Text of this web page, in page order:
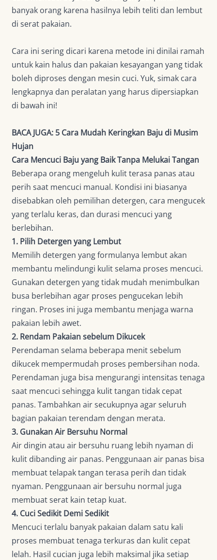
banyak orang karena hasilnya lebih teliti dan lembut
di serat pakaian.
Cara ini sering dicari karena metode ini dinilai ramah
untuk kain halus dan pakaian kesayangan yang tidak
boleh diproses dengan mesin cuci. Yuk, simak cara
lengkapnya dan peralatan yang harus dipersiapkan
di bawah ini!
BACA JUGA: 5 Cara Mudah Keringkan Baju di Musim
Hujan
Cara Mencuci Baju yang Baik Tanpa Melukai Tangan
Beberapa orang mengeluh kulit terasa panas atau
perih saat mencuci manual. Kondisi ini biasanya
disebabkan oleh pemilihan detergen, cara mengucek
yang terlalu keras, dan durasi mencuci yang
berlebihan.
1. Pilih Detergen yang Lembut
Memilih detergen yang formulanya lembut akan
membantu melindungi kulit selama proses mencuci.
Gunakan detergen yang tidak mudah menimbulkan
busa berlebihan agar proses pengucekan lebih
ringan. Proses ini juga membantu menjaga warna
pakaian lebih awet.
2. Rendam Pakaian sebelum Dikucek
Perendaman selama beberapa menit sebelum
dikucek mempermudah proses pembersihan noda.
Perendaman juga bisa mengurangi intensitas tenaga
saat mencuci sehingga kulit tangan tidak cepat
panas. Tambahkan air secukupnya agar seluruh
bagian pakaian terendam dengan merata.
3. Gunakan Air Bersuhu Normal
Air dingin atau air bersuhu ruang lebih nyaman di
kulit dibanding air panas. Penggunaan air panas bisa
membuat telapak tangan terasa perih dan tidak
nyaman. Penggunaan air bersuhu normal juga
membuat serat kain tetap kuat.
4. Cuci Sedikit Demi Sedikit
Mencuci terlalu banyak pakaian dalam satu kali
proses membuat tenaga terkuras dan kulit cepat
lelah. Hasil cucian juga lebih maksimal jika setiap